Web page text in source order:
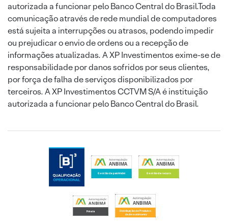
autorizada a funcionar pelo Banco Central do Brasil.Toda
comunicação através de rede mundial de computadores
está sujeita a interrupções ou atrasos, podendo impedir
ou prejudicar o envio de ordens ou a recepção de
informações atualizadas. A XP Investimentos exime-se de
responsabilidade por danos sofridos por seus clientes,
por força de falha de serviços disponibilizados por
terceiros. A XP Investimentos CCTVM S/A é instituição
autorizada a funcionar pelo Banco Central do Brasil.